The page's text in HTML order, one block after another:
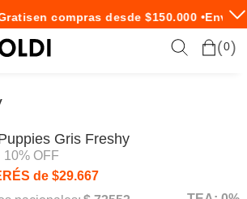
en compras desde $150.000 •Envío
0
Gris Freshy
10% OFF
de $29.667